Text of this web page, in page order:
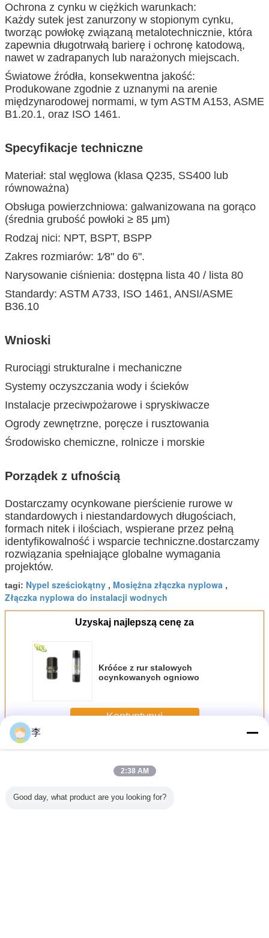
Ochrona z cynku w ciężkich warunkach:
Każdy sutek jest zanurzony w stopionym cynku,
tworząc powłokę związaną metalotechnicznie, która
zapewnia długotrwałą barierę i ochronę katodową,
nawet w zadrapanych lub narażonych miejscach.
Światowe źródła, konsekwentna jakość:
Produkowane zgodnie z uznanymi na arenie
międzynarodowej normami, w tym ASTM A153, ASME
B1.20.1, oraz ISO 1461.
Specyfikacje techniczne
Materiał: stal węglowa (klasa Q235, SS400 lub
równoważna)
Obsługa powierzchniowa: galwanizowana na gorąco
(średnia grubość powłoki ≥ 85 μm)
Rodzaj nici: NPT, BSPT, BSPP
Zakres rozmiarów: 1⁄8" do 6".
Narysowanie ciśnienia: dostępna lista 40 / lista 80
Standardy: ASTM A733, ISO 1461, ANSI/ASME
B36.10
Wnioski
Rurociągi strukturalne i mechaniczne
Systemy oczyszczania wody i ścieków
Instalacje przeciwpożarowe i spryskiwacze
Ogrody zewnętrzne, poręcze i rusztowania
Środowisko chemiczne, rolnicze i morskie
Porządek z ufnością
Dostarczamy ocynkowane pierścienie rurowe w
standardowych i niestandardowych długościach,
formach nitek i ilościach, wspierane przez pełną
identyfikowalność i wsparcie techniczne.dostarczamy
rozwiązania spełniające globalne wymagania
projektów.
tagi: Nypel sześciokątny , Mosiężna złączka nyplowa ,
Złączka nyplowa do instalacji wodnych
Uzyskaj najlepszą cenę za
Króćce z rur stalowych
ocynkowanych ogniowo
Kontyntynuj
JeszczeZłączka do rury stalowej
李
2:38 AM
Good day, what product are you looking for?